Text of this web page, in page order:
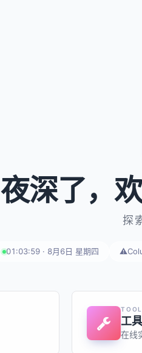
夜深了，
探
01:03:59 · 8月6日 星期四 ⚠️
工具
在线